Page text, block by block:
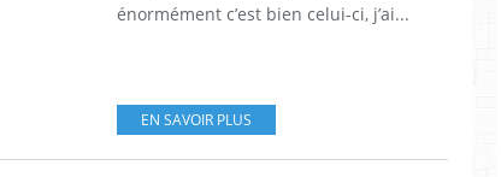
énormément c’est bien celui-ci, j’ai...
EN SAVOIR PLUS